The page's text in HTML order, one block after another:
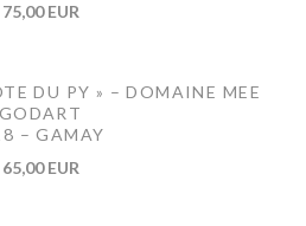
75,00 EUR
DU PY » – DOMAINE MEE
GODART
– GAMAY
65,00 EUR